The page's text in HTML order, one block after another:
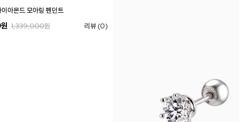
아몬드 모아링 펜던트
원 1,339,000원 리뷰 (0)